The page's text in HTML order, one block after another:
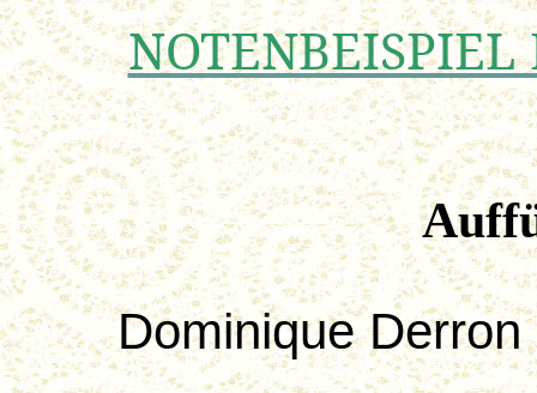
NOTENBEISPIEL
DominiqueDerron